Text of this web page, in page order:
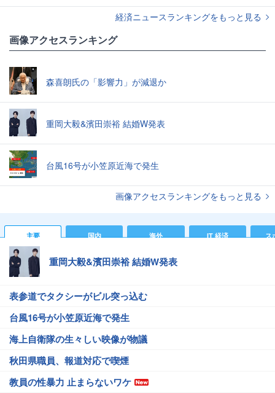
経済ニュースランキングをもっと見る
画像アクセスランキング
森喜朗氏の「影響力」が減退か
重岡大毅&濱田崇裕 結婚W発表
台風16号が小笠原近海で発生
画像アクセスランキングをもっと見る
主要 国内 海外 IT 経済 ス
重岡大毅&濱田崇裕 結婚W発表
表参道でタクシーがビル突っ込む
台風16号が小笠原近海で発生
海上自衛隊の生々しい映像が物議
秋田県職員、報道対応で喫煙
教員の性暴力 止まらないワケ